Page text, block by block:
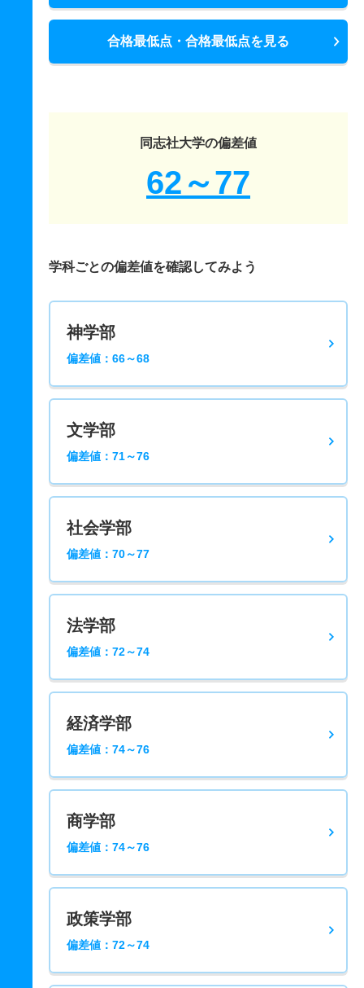
合格最低点・合格最低点を見る
同志社大学の偏差値
62～77
学科ごとの偏差値を確認してみよう
神学部
偏差値：66～68
文学部
偏差値：71～76
社会学部
偏差値：70～77
法学部
偏差値：72～74
経済学部
偏差値：74～76
商学部
偏差値：74～76
政策学部
偏差値：72～74